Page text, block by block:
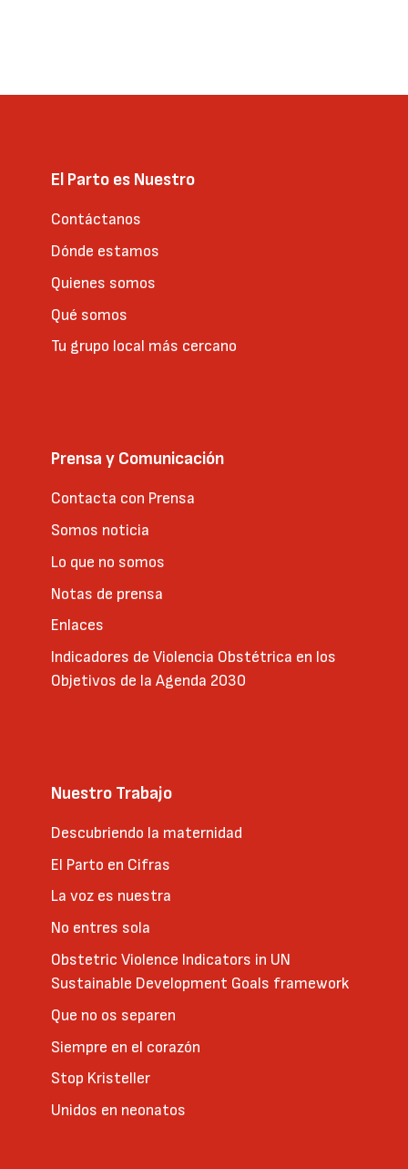
El Parto es Nuestro
Contáctanos
Dónde estamos
Quienes somos
Qué somos
Tu grupo local más cercano
Prensa y Comunicación
Contacta con Prensa
Somos noticia
Lo que no somos
Notas de prensa
Enlaces
Indicadores de Violencia Obstétrica en los
Objetivos de la Agenda 2030
Nuestro Trabajo
Descubriendo la maternidad
El Parto en Cifras
La voz es nuestra
No entres sola
Obstetric Violence Indicators in UN
Sustainable Development Goals framework
Que no os separen
Siempre en el corazón
Stop Kristeller
Unidos en neonatos